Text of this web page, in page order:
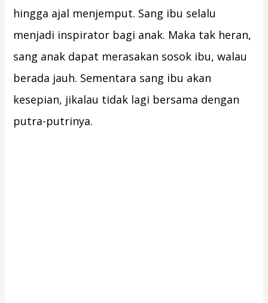
hingga ajal menjemput. Sang ibu selalu
menjadi inspirator bagi anak. Maka tak heran,
sang anak dapat merasakan sosok ibu, walau
berada jauh. Sementara sang ibu akan
kesepian, jikalau tidak lagi bersama dengan
putra-putrinya.